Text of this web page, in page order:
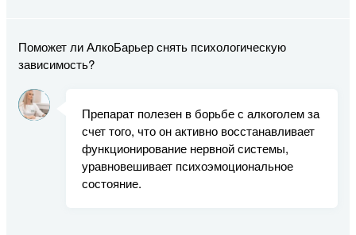
Поможет ли АлкоБарьер снять психологическую
зависимость?
Препарат полезен в борьбе с алкоголем за
счет того, что он активно восстанавливает
функционирование нервной системы,
уравновешивает психоэмоциональное
состояние.